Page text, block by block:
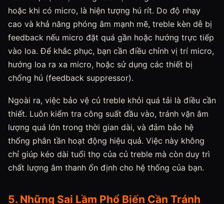
hoặc khi có micro, là hiện tượng hú rít. Do độ nhạy
cao và khả năng phóng âm mạnh mẽ, treble kèn dễ bị
feedback nếu micro đặt quá gần hoặc hướng trực tiếp
vào loa. Để khắc phục, bạn cần điều chỉnh vị trí micro,
hướng loa ra xa micro, hoặc sử dụng các thiết bị
chống hú (feedback suppressor).
Ngoài ra, việc bảo vệ củ treble khỏi quá tải là điều cần
thiết. Luôn kiểm tra công suất đầu vào, tránh vặn âm
lượng quá lớn trong thời gian dài, và đảm bảo hệ
thống phân tần hoạt động hiệu quả. Việc này không
chỉ giúp kéo dài tuổi thọ của củ treble mà còn duy trì
chất lượng âm thanh ổn định cho hệ thống của bạn.
5. Những Sai Lầm Phổ Biến Cần Tránh